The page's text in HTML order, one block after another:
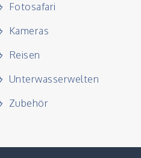
Fotosafari
Kameras
Reisen
Unterwasserwelten
Zubehör